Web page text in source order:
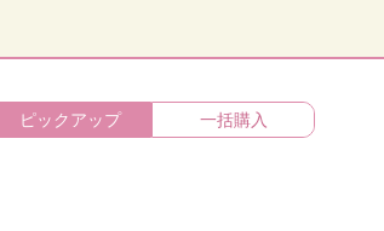
ピックアップ 一括購入